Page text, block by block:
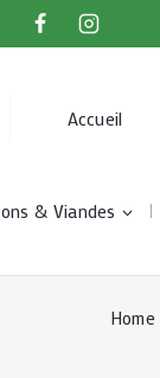
Accueil
& Viandes
Home